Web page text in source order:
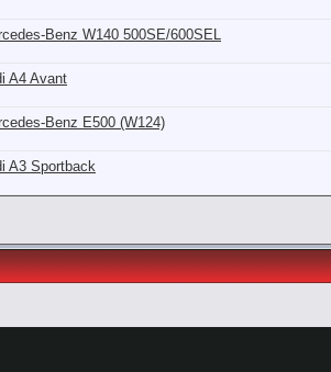
Benz W140 500SE/600SEL
A4 Avant
Benz E500 (W124)
A3 Sportback